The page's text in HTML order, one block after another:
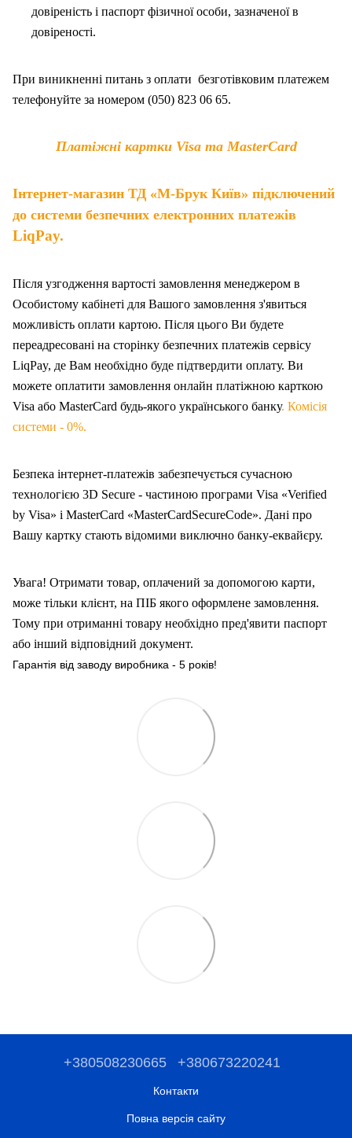
довіреність і паспорт фізичної особи, зазначеноїв
довіреності.
При виникненні питань з оплати безготівковим платежем
телефонуйте за номером (050) 823 06 65.
Платіжні картки Visa та MasterCard
Інтернет-магазин ТД «М-Брук Київ» підключений
до системи безпечних електронних платежів
LiqPay.
Після узгодження вартості замовлення менеджером в
Особистому кабінеті для Вашого замовлення з'явиться
можливість оплати картою. Після цього Ви будете
переадресовані на сторінку безпечних платежів сервісу
LiqPay, де Вам необхідно буде підтвердити оплату. Ви
можете оплатити замовлення онлайн платіжною карткою
Visa або MasterCard будь-якого українського банку. Комісія
системи - 0%.
Безпека інтернет-платежів забезпечується сучасною
технологією 3D Secure - частиною програми Visa «Verified
by Visa» і MasterCard «MasterCardSecureCode». Дані про
Вашу картку стають відомими виключно банку-еквайєру.
Увага! Отримати товар, оплачений за допомогою карти,
може тільки клієнт, на ПІБ якого оформлене замовлення.
Тому при отриманні товару необхідно пред'явити паспорт
або інший відповідний документ.
Гарантія від заводу виробника - 5 років!
+380508230665 +380673220241
Контакти
Повна версія сайту